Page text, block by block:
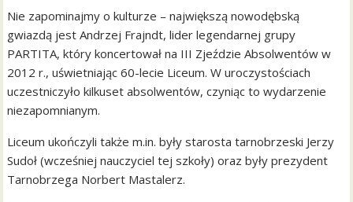
Nie zapominajmy o kulturze – największą nowodębską
gwiazdą jest Andrzej Frajndt, lider legendarnej grupy
PARTITA, który koncertował na III Zjeździe Absolwentów w
2012 r., uświetniając 60-lecie Liceum. W uroczystościach
uczestniczyło kilkuset absolwentów, czyniąc to wydarzenie
niezapomnianym.
Liceum ukończyli także m.in. były starosta tarnobrzeski Jerzy
Sudoł (wcześniej nauczyciel tej szkoły) oraz były prezydent
Tarnobrzega Norbert Mastalerz.